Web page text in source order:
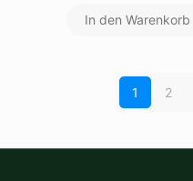
In den Warenkorb
1 2